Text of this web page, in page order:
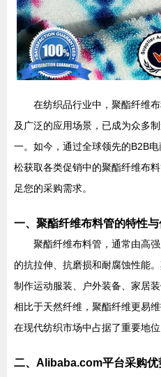
在纺织品行业中，聚酯纤维
及广泛的应用场景，已成为众多
一。如今，通过全球领先的B2B
松获取各类促销中的聚酯纤维布
足您的采购需求。
一、聚酯纤维布料管的特性
聚酯纤维布料管，通常由高
的抗拉伸、抗磨损和耐腐蚀性能
制作运动服装、户外装备、家居
相比于天然纤维，聚酯纤维更易
在现代纺织市场中占据了重要地位
二、Alibaba.com平台采购优